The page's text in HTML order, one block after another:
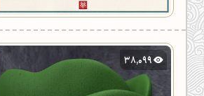
38,099